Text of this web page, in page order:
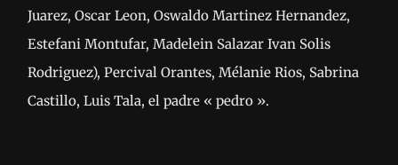
Juarez, Oscar Leon, Oswaldo Martinez Hernandez,
Estefani Montufar, Madelein Salazar Ivan Solis
Rodriguez), Percival Orantes, Mélanie Rios, Sabrina
Castillo, Luis Tala, el padre « pedro ».